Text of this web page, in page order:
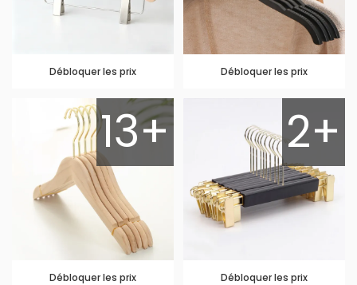
Débloquer les prix Débloquer les prix
13+
Débloquer les prix
2+
Débloquer les prix